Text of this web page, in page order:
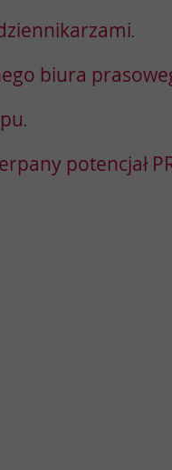
.
biura
.
potencjał